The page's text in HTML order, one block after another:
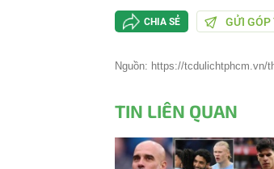
CHIA SẺ GỬI GÓP
Nguồn: https://tcdulichtphcm.vn/
TIN LIÊN QUAN